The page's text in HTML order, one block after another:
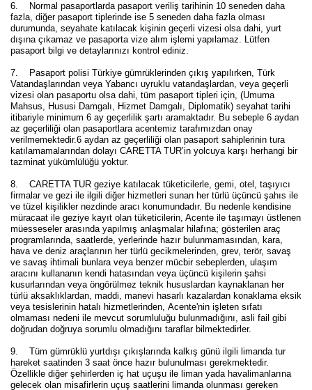
6. Normal pasaportlarda pasaport veriliş tarihinin 10 seneden daha
fazla, diğer pasaport tiplerinde ise 5 seneden daha fazla olması
durumunda, seyahate katılacak kişinin geçerli vizesi olsa dahi, yurt
dışına çıkamaz ve pasaporta vize alım işlemi yapılamaz. Lütfen
pasaport bilgi ve detaylarınızı kontrol ediniz.
7. Pasaport polisi Türkiye gümrüklerinden çıkış yapılırken, Türk
Vatandaşlarından veya Yabancı uyruklu vatandaşlardan, veya geçerli
vizesi olan pasaportu olsa dahi, tüm pasaport tipleri için, (Umuma
Mahsus, Hususi Damgalı, Hizmet Damgalı, Diplomatik) seyahat tarihi
itibariyle minimum 6 ay geçerlilik şartı aramaktadır. Bu sebeple 6 aydan
az geçerliliği olan pasaportlara acentemiz tarafımızdan onay
verilmemektedir.6 aydan az geçerliliği olan pasaport sahiplerinin tura
katılamamalarından dolayı CARETTA TUR’in yolcuya karşı herhangi bir
tazminat yükümlülüğü yoktur.
8. CARETTA TUR geziye katılacak tüketicilerle, gemi, otel, taşıyıcı
firmalar ve gezi ile ilgili diğer hizmetleri sunan her türlü üçüncü şahıs ile
ve tüzel kişilikler nezdinde aracı konumundadır. Bu nedenle kendisine
müracaat ile geziye kayıt olan tüketicilerin, Acente ile taşımayı üstlenen
müesseseler arasında yapılmış anlaşmalar hilafına; gösterilen araç
programlarında, saatlerde, yerlerinde hazır bulunmamasından, kara,
hava ve deniz araçlarının her türlü gecikmelerinden, grev, terör, savaş
ve savaş ihtimali bunlara veya benzer mücbir sebeplerden, ulaşım
aracını kullananın kendi hatasından veya üçüncü kişilerin şahsi
kusurlarından veya öngörülmez teknik hususlardan kaynaklanan her
türlü aksaklıklardan, maddi, manevi hasarlı kazalardan konaklama eksik
veya tesislerinin hatalı hizmetlerinden, Acente'nin işleten sıfatı
olmaması nedeni ile mevcut sorumluluğu bulunmadığını, asli fail gibi
doğrudan doğruya sorumlu olmadığını taraflar bilmektedirler.
9. Tüm gümrüklü yurtdışı çıkışlarında kalkış günü ilgili limanda tur
hareket saatinden 3 saat önce hazır bulunulması gerekmektedir.
Özellikle diğer şehirlerden iç hat uçuşu ile liman yada havalimanlarına
gelecek olan misafirlerin uçuş saatlerini limanda olunması gereken